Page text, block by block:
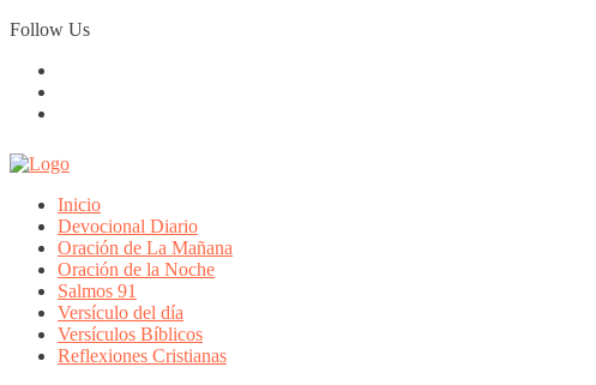
Skip
to
Follow Us
Inicio
Devocional Diario
Oración de La Mañana
Oración de la Noche
Salmos 91
Versículo del día
Versículos Bíblicos
Reflexiones Cristianas